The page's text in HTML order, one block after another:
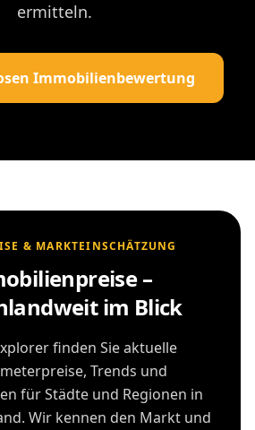
ermitteln.
Immobilienbewertung
& MARKTEINSCHÄTZUNG
–
im Blick
finden Sie aktuelle
Trends und
für Städte und Regionen in
Wir kennen den Markt und